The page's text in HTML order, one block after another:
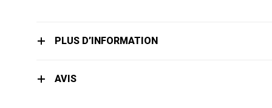
PLUS D’INFORMATION
AVIS